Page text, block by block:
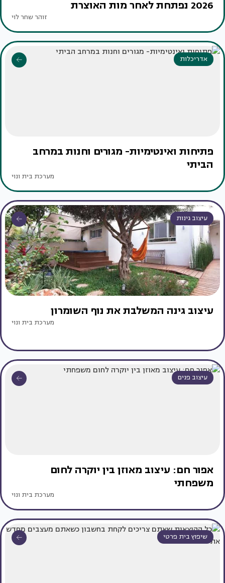
2026 נפתחת לאחר מות האוצרת
זוהר שחר לוי
אדריכלות
פתיחות ואינטימיות- מגורים וחנות במרחב
הביתי
מערכת בית ונוי
עיצוב גינות
עיצוב גינה המשלבת את נוף השומרון
מערכת בית ונוי
עיצוב פנים
אפור חם: עיצוב מאוזן בין יוקרה לחום
משפחתי
מערכת בית ונוי
שיפוץ בית פרטי